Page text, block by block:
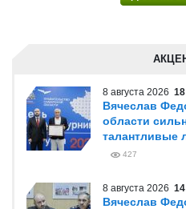
8 августа 2026
Вячеслав
области
талантливые
427
8 августа 2026
Вячеслав